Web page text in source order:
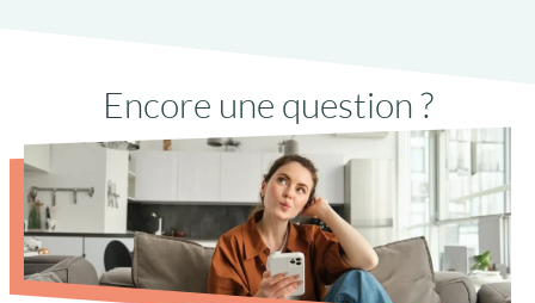
avec joint anti-dépôt de sable
Encore une question ?